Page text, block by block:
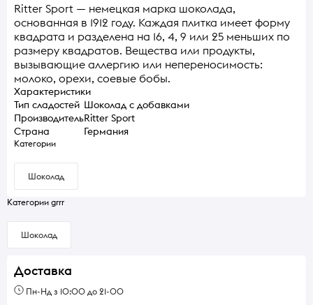
Ritter Sport — немецкая марка шоколада,
основанная в 1912 году. Каждая плитка имеет форму
квадрата и разделена на 16, 4, 9 или 25 меньших по
размеру квадратов. Вещества или продукты,
вызывающие аллергию или непереносимость:
молоко, орехи, соевые бобы.
Характеристики
Тип сладостей Шоколад с добавками
ПроизводительRitter Sport
Страна
Германия
Категории
Шоколад
Категории grrr
Шоколад
Доставка
Пн-Нд з 10:00 до 21-00